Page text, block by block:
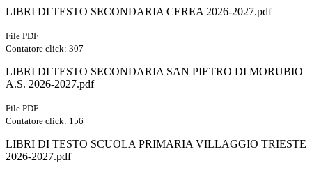
LIBRI DI TESTO SECONDARIA CEREA 2026-2027.pdf
File PDF
Contatore click: 307
LIBRI DI TESTO SECONDARIA SAN PIETRO DI MORUBIO
A.S. 2026-2027.pdf
File PDF
Contatore click: 156
LIBRI DI TESTO SCUOLA PRIMARIA VILLAGGIO TRIESTE
2026-2027.pdf